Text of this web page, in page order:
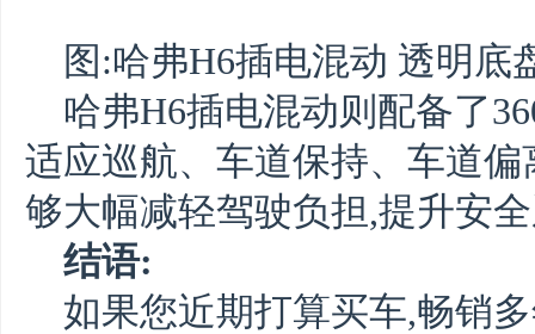
图:哈弗H6插电混动 透明底
哈弗H6插电混动则配备了
适应巡航、车道保持、车道
够大幅减轻驾驶负担,提升安
结语:
如果您近期打算买车,畅销